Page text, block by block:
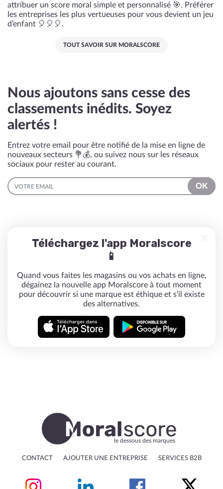
attribuer un score moral simple et personnalisé 🎯. Préférer
les entreprises les plus vertueuses pour vous devient un jeu
d’enfant 🎈🎈🎈.
TOUT SAVOIR SUR MORALSCORE
Nous ajoutons sans cesse des
classements inédits. Soyez
alertés !
Entrez votre email pour être notifié de la mise en ligne de
nouveaux secteurs 💐💰, ou suivez nous sur les réseaux
sociaux pour rester au courant.
EMAIL
OK
Téléchargez l'app Moralscore
📱
Quand vous faites les magasins ou vos achats en ligne,
dégainez la nouvelle app Moralscore à tout moment
pour découvrir si une marque est éthique et s'il existe
des alternatives.
le dessous des marques
CONTACT AJOUTER UNE ENTREPRISE SERVICES B2B